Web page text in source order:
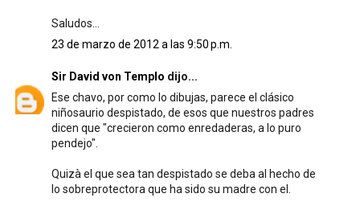
Saludos...
23 de marzo de 2012 a las 9:50 p.m.
Sir David von Templo dijo...
Ese chavo, por como lo dibujas, parece el clásico
niñosaurio despistado, de esos que nuestros padres
dicen que "crecieron como enredaderas, a lo puro
pendejo".
Quizà el que sea tan despistado se deba al hecho de
lo sobreprotectora que ha sido su madre con el.